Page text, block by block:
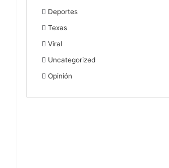
Deportes
Texas
Viral
Uncategorized
Opinión